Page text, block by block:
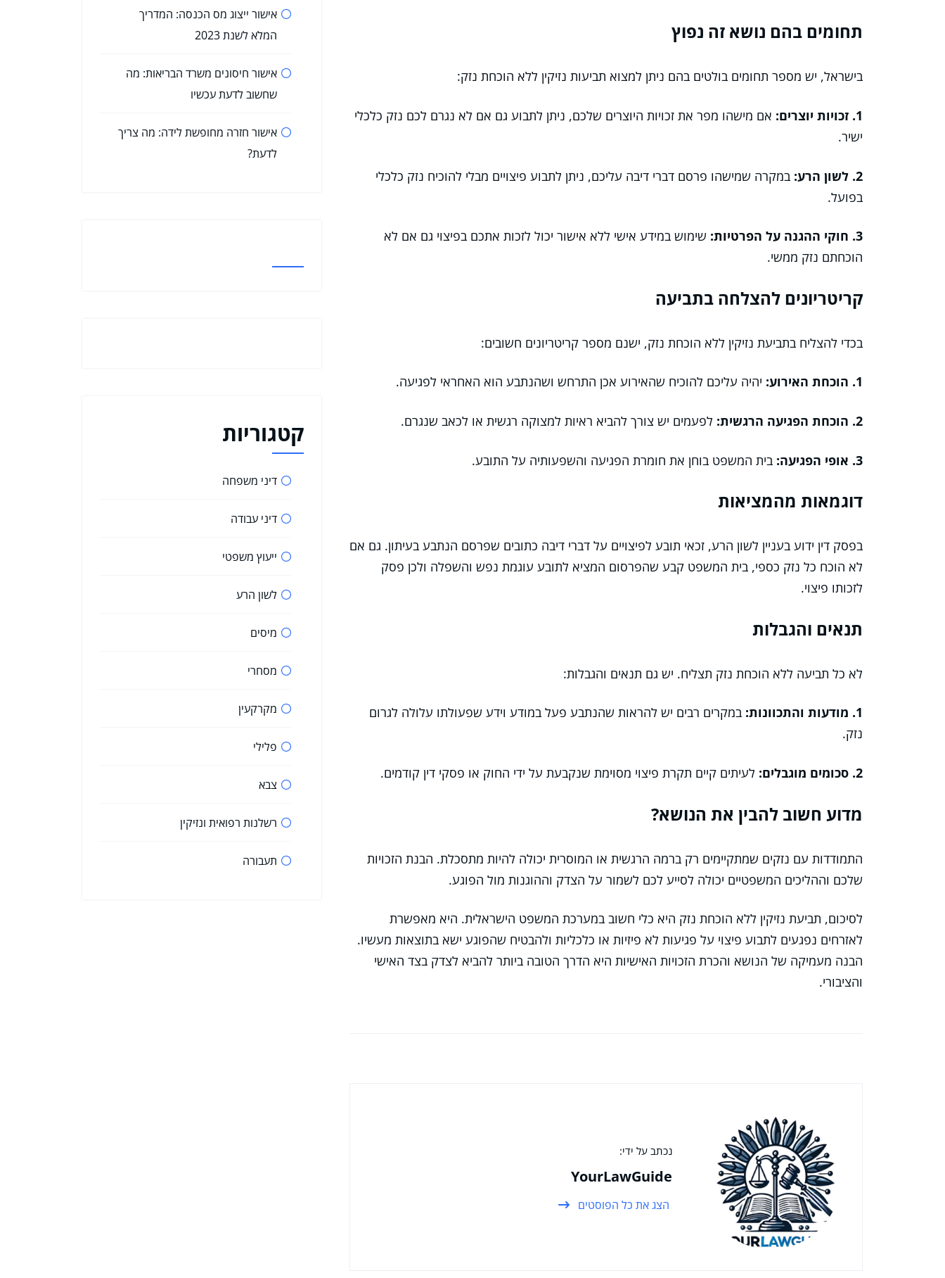
תחומים בהם נושא זה נפוץ
בישראל, יש מספר תחומים בולטים בהם ניתן למצוא תביעות נזיקין ללא הוכחת נזק:
1. זכויות יוצרים:
אם מישהו מפר את זכויות היוצרים שלכם, ניתן לתבוע גם אם לא נגרם לכם נזק כלכלי
ישיר.
2. לשון הרע:
במקרה שמישהו פרסם דברי דיבה עליכם, ניתן לתבוע פיצויים מבלי להוכיח נזק כלכלי
בפועל.
3. חוקי ההגנה על הפרטיות:
שימוש במידע אישי ללא אישור יכול לזכות אתכם בפיצוי גם אם לא
הוכחתם נזק ממשי.
קריטריונים להצלחה בתביעה
בכדי להצליח בתביעת נזיקין ללא הוכחת נזק, ישנם מספר קריטריונים חשובים:
1. הוכחת האירוע: יהיה עליכם להוכיח שהאירוע אכן התרחש ושהנתבע הוא האחראי לפגיעה.
2. הוכחת הפגיעה הרגשית: לפעמים יש צורך להביא ראיות למצוקה רגשית או לכאב שנגרם.
3. אופי הפגיעה: בית המשפט בוחן את חומרת הפגיעה והשפעותיה על התובע.
דוגמאות מהמציאות
בפסק דין ידוע בעניין לשון הרע, זכאי תובע לפיצויים על דברי דיבה כתובים שפרסם הנתבע בעיתון. גם אם
לא הוכח כל נזק כספי, בית המשפט קבע שהפרסום המציא לתובע עוגמת נפש והשפלה ולכן פסק
לזכותו פיצוי.
תנאים והגבלות
לא כל תביעה ללא הוכחת נזק תצליח. יש גם תנאים והגבלות:
1. מודעות והתכוונות:
במקרים רבים יש להראות שהנתבע פעל במודע וידע שפעולתו עלולה לגרום
נזק.
2. סכומים מוגבלים: לעיתים קיים תקרת פיצוי מסוימת שנקבעת על ידי החוק או פסקי דין קודמים.
מדוע חשוב להבין את הנושא?
התמודדות עם נזקים שמתקיימים רק ברמה הרגשית או המוסרית יכולה להיות מתסכלת. הבנת הזכויות
שלכם וההליכים המשפטיים יכולה לסייע לכם לשמור על הצדק וההוגנות מול הפוגע.
לסיכום, תביעת נזיקין ללא הוכחת נזק היא כלי חשוב במערכת המשפט הישראלית. היא מאפשרת
לאזרחים נפגעים לתבוע פיצוי על פגיעות לא פיזיות או כלכליות ולהבטיח שהפוגע ישא בתוצאות מעשיו.
הבנה מעמיקה של הנושא והכרת הזכויות האישיות היא הדרך הטובה ביותר להביא לצדק בצד האישי
והציבורי.
נכתב על ידי:
YourLawGuide
הצג את כל הפוסטים
אישור ייצוג מס הכנסה: המדריך
המלא לשנת 2023
אישור חיסונים משרד הבריאות: מה
שחשוב לדעת עכשיו
אישור חזרה מחופשת לידה: מה צריך
לדעת?
קטגוריות
דיני משפחה
דיני עבודה
ייעוץ משפטי
לשון הרע
מיסים
מסחרי
מקרקעין
פלילי
צבא
רשלנות רפואית ונזיקין
תעבורה